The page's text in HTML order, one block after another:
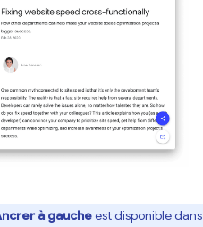
à gaucheest disponible dans